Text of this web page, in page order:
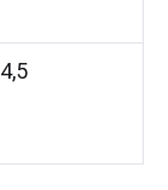
4,5